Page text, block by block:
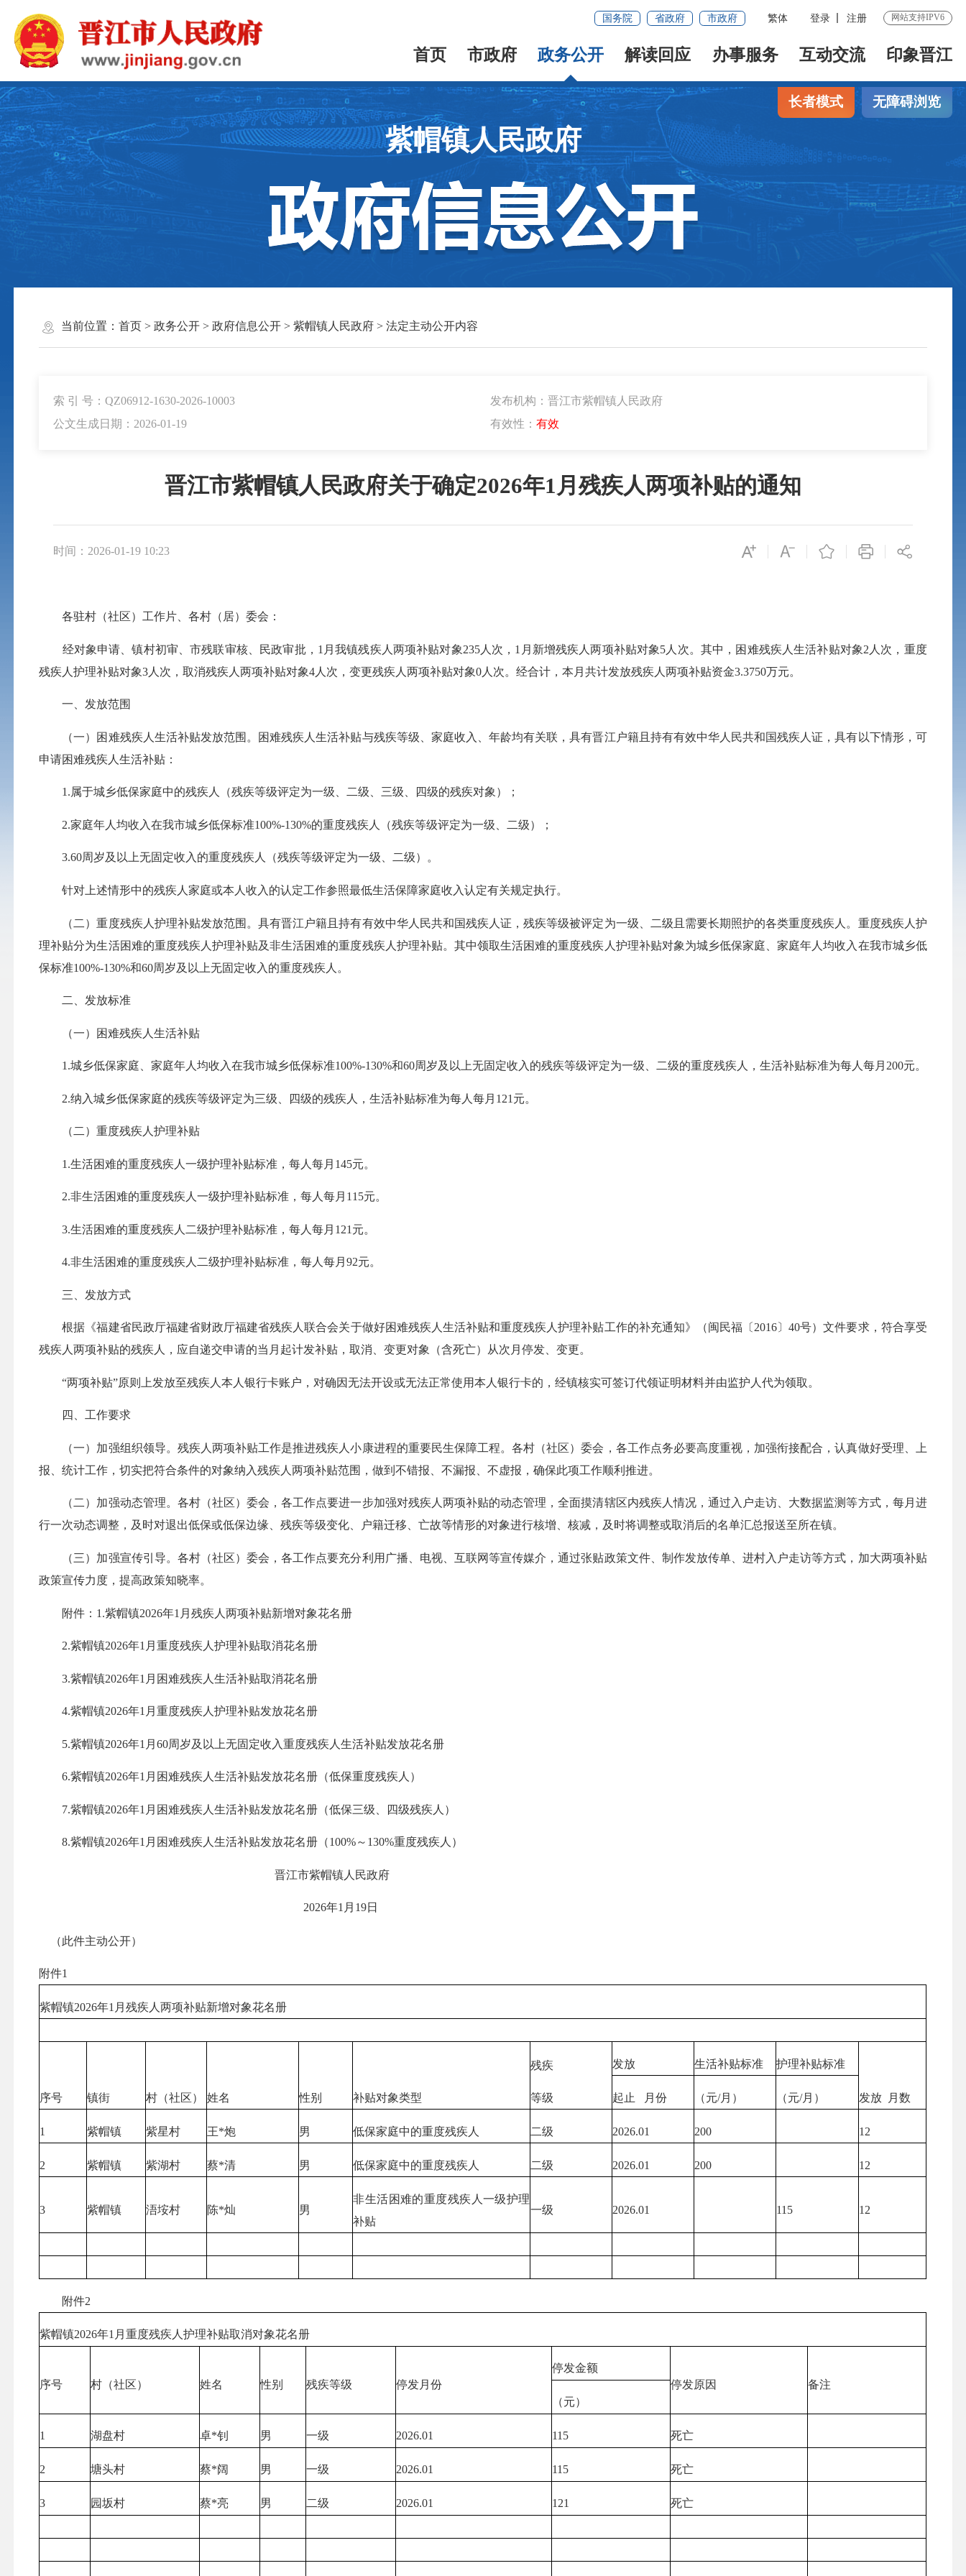
国务院 省政府 市政府 繁体 登录 注册 网站支持IPV6
首页 市政府 政务公开 解读回应 办事服务 互动交流 印象晋江
长者模式 无障碍浏览
紫帽镇人民政府
当前位置： 首页> 政务公开> 政府信息公开> 紫帽镇人民政府> 法定主动公开内容
索 引 号：QZ06912-1630-2026-10003
发布机构：晋江市紫帽镇人民政府
公文生成日期：2026-01-19
有效性： 有效
晋江市紫帽镇人民政府关于确定2026年1月残疾人两项补贴的通知
时间：2026-01-19 10:23
各驻村（社区）工作片、各村（居）委会：
经对象申请、镇村初审、市残联审核、民政审批，1月我镇残疾人两项补贴对象235人次，1月新增残疾人两项补贴对象5人次。其中，困难残疾人生活补贴对象2人次，重度
残疾人护理补贴对象3人次，取消残疾人两项补贴对象4人次，变更残疾人两项补贴对象0人次。经合计，本月共计发放残疾人两项补贴资金3.3750万元。
一、发放范围
（一）困难残疾人生活补贴发放范围。困难残疾人生活补贴与残疾等级 、家庭收入、年龄均有关联，具有晋江户籍且持有有效中华人民共和国残疾人证，具有以下情形，可
申请困难残疾人生活补贴：
1.属于城乡低保家庭中的残疾人（残疾等级评定为一级、二级、三级、四级的残疾对象）；
2.家庭年人均收入在我市城乡低保标准100%-130%的重度残疾人（残疾等级评定为一级、二级）；
3.60周岁及以上无固定收入的重度残疾人（残疾等级评定为一级、二级）。
针对上述情形中的残疾人家庭或本人收入的认定工作参照最低生活保障家庭收入认定有关规定执行。
（二）重度残疾人护理补贴发放范围。具有晋江户籍且持有有效中华人民共和国残疾人证，残疾等级被评定为一级、二级且需要长期照护的各类重度残疾人。重度残疾人护
理补贴分为生活困难的重度残疾人护理补贴及非生活困难的重度残疾人护理补贴。其中领取生活困难的重度残疾人护理补贴对象为城乡低保家庭、家庭年人均收入在我市城乡低
保标准100%-130%和60周岁及以上无固定收入的重度残疾人。
二、发放标准
（一）困难残疾人生活补贴
1.城乡低保家庭、家庭年人均收入在我市城乡低保标准100%-130%和60周岁及以上无固定收入的残疾等级评定为一级、二级的重度残疾人，生活补贴标准为每人每月200元。
2.纳入城乡低保家庭的残疾等级评定为三级、四级的残疾人，生活补贴标准为每人每月121元。
（二）重度残疾人护理补贴
1.生活困难的重度残疾人一级护理补贴标准，每人每月145元。
2.非生活困难的重度残疾人一级护理补贴标准，每人每月115元。
3.生活困难的重度残疾人二级护理补贴标准，每人每月121元。
4.非生活困难的重度残疾人二级护理补贴标准，每人每月92元。
三、发放方式
根据《福建省民政厅福建省财政厅福建省残疾人联合会关于做好困难残疾人生活补贴和重度残疾人护理补贴工作的补充通知》（闽民福〔2016〕40号）文件要求，符合享受
残疾人两项补贴的残疾人，应自递交申请的当月起计发补贴，取消、变更对象（含死亡）从次月停发、变更。
“两项补贴”原则上发放至残疾人本人银行卡账户，对确因无法开设或无法正常使用本人银行卡的，经镇核实可签订代领证明材料并由监护人代为领取。
四、工作要求
（一）加强组织领导。残疾人两项补贴工作是推进残疾人小康进程的重要民生保障工程。各村（社区）委会，各工作点务必要高度重视，加强衔接配合，认真做好受理、上
报、统计工作，切实把符合条件的对象纳入残疾人两项补贴范围，做到不错报、不漏报、不虚报，确保此项工作顺利推进。
（二）加强动态管理。各村（社区）委会，各工作点要进一步加强对残疾人两项补贴的动态管理，全面摸清辖区内残疾人情况，通过入户走访、大数据监测等方式，每月进
行一次动态调整，及时对退出低保或低保边缘、残疾等级变化、户籍迁移、亡故等情形的对象进行核增、核减，及时将调整或取消后的名单汇总报送至所在镇。
（三）加强宣传引导。各村（社区）委会，各工作点要充分利用广播、电视、互联网等宣传媒介，通过张贴政策文件、制作发放传单、进村入户走访等方式，加大两项补贴
政策宣传力度，提高政策知晓率。
附件：1.紫帽镇2026年1月残疾人两项补贴新增对象花名册
2.紫帽镇2026年1月重度残疾人护理补贴取消花名册
3.紫帽镇2026年1月困难残疾人生活补贴取消花名册
4.紫帽镇2026年1月重度残疾人护理补贴发放花名册
5.紫帽镇2026年1月60周岁及以上无固定收入重度残疾人生活补贴发放花名册
6.紫帽镇2026年1月困难残疾人生活补贴发放花名册（低保重度残疾人）
7.紫帽镇2026年1月困难残疾人生活补贴发放花名册（低保三级、四级残疾人）
8.紫帽镇2026年1月困难残疾人生活补贴发放花名册（100%～130%重度残疾人）
晋江市紫帽镇人民政府
2026年1月19日
（此件主动公开）
附件1
紫帽镇2026年1月残疾人两项补贴新增对象花名册
序号 镇街 村（社区） 姓名 性别 补贴对象类型
残疾
等级
发放 生活补贴标准 护理补贴标准
发放 月数
起止 月份 （元/月） （元/月）
1 紫帽镇 紫星村 王*炮 男 低保家庭中的重度残疾人 二级 2026.01 200 12
2 紫帽镇 紫湖村 蔡*清 男 低保家庭中的重度残疾人 二级 2026.01 200 12
3 紫帽镇 浯垵村 陈*灿 男
非生活困难的重度残疾人一级护理
补贴
一级 2026.01 115 12
附件2
紫帽镇2026年1月重度残疾人护理补贴取消对象花名册
序号 村（社区） 姓名 性别 残疾等级 停发月份
停发金额
停发原因
备注
（元）
1 湖盘村 卓*钊 男 一级 2026.01 115 死亡
2 塘头村 蔡*阔 男 一级 2026.01 115 死亡
3 园坂村 蔡*亮 男 二级 2026.01 121 死亡